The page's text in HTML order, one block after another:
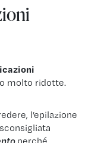
molto ridotte.
l’epilazione
perché